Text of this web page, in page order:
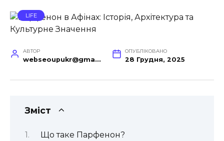
LIFE
АВТОР
webseoupukr@gmail.com
ОПУБЛІКОВАНО
28 Грудня, 2025
Зміст
Що таке Парфенон?